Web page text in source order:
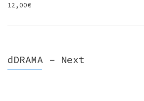
12,00€
dDRAMA – Next